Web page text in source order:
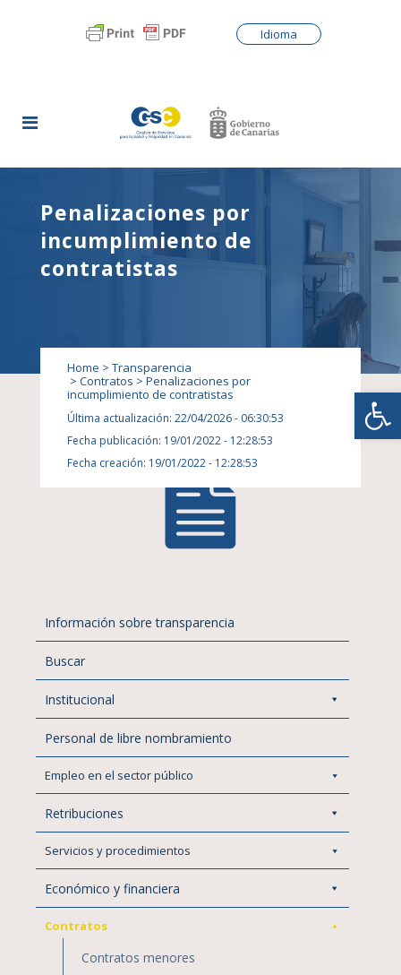
Idioma
Penalizaciones por
incumplimiento de
contratistas
Home > Transparencia
> Contratos > Penalizaciones por
incumplimiento de contratistas
Última actualización: 22/04/2026 - 06:30:53
Fecha publicación: 19/01/2022 - 12:28:53
Fecha creación: 19/01/2022 - 12:28:53
Información sobre transparencia
Buscar
Institucional
Personal de libre nombramiento
Empleo en el sector público
Retribuciones
Servicios y procedimientos
Económico y financiera
Contratos
Contratos menores